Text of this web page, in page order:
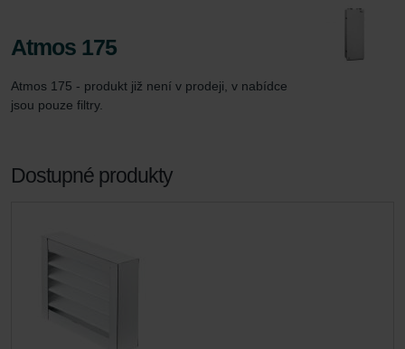
Atmos 175
Atmos 175 - produkt již není v prodeji, v nabídce
jsou pouze filtry.
Dostupné produkty